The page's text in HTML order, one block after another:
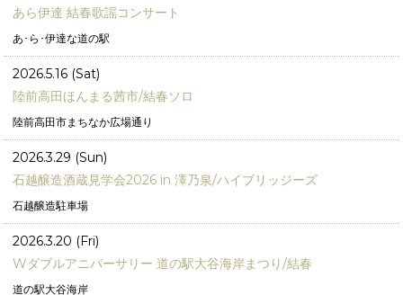
あら伊達 結春歌謡コンサート
あ･ら･伊達な道の駅
2026.5.16 (Sat)
陸前高田ほんまる茜市/結春ソロ
陸前高田市まちなか広場通り
2026.3.29 (Sun)
石越醸造酒蔵見学会2026 in 澤乃泉/ハイブリッジーズ
石越醸造駐車場
2026.3.20 (Fri)
Wダブルアニバーサリー 道の駅大谷海岸まつり/結春
道の駅大谷海岸